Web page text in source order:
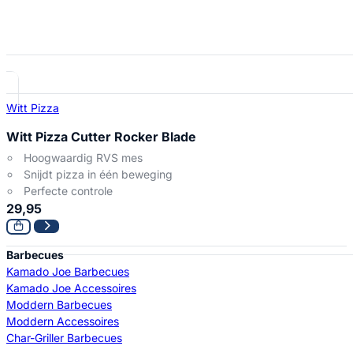
Witt Pizza
Witt Pizza Cutter Rocker Blade
Hoogwaardig RVS mes
Snijdt pizza in één beweging
Perfecte controle
29,95
Barbecues
Kamado Joe Barbecues
Kamado Joe Accessoires
Moddern Barbecues
Moddern Accessoires
Char-Griller Barbecues